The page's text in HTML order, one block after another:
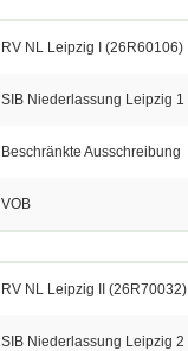
RV NL Leipzig I (26R60106)
SIB Niederlassung Leipzig 1
Beschränkte Ausschreibung
VOB
RV NL Leipzig II (26R70032)
SIB Niederlassung Leipzig 2